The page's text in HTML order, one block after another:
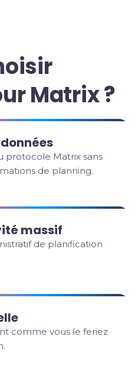
Matrix ?
protocole Matrix sans
de planning.
massif
de planification
comme vous le feriez